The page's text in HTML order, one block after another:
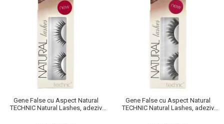
Scrub / Balsam de buze
Netestate pe Animale
Gene False cu Aspect Natural
TECHNIC Natural Lashes, adeziv
Gene False cu Aspect Natural
TECHNIC Natural Lashes, adeziv